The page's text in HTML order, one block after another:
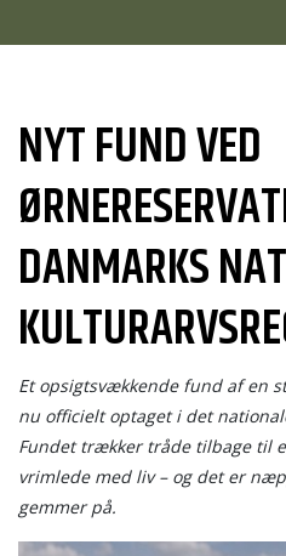
NYT FUND VED
DANMARKS
Et opsigtsvækkende fund af en
nu officielt optaget i det
Fundet trækker tråde tilbage til
vrimlede med liv – og det er
gemmer på.